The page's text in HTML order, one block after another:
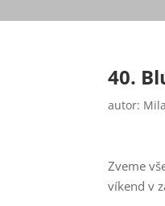
40.
autor:
Zveme
víkend v